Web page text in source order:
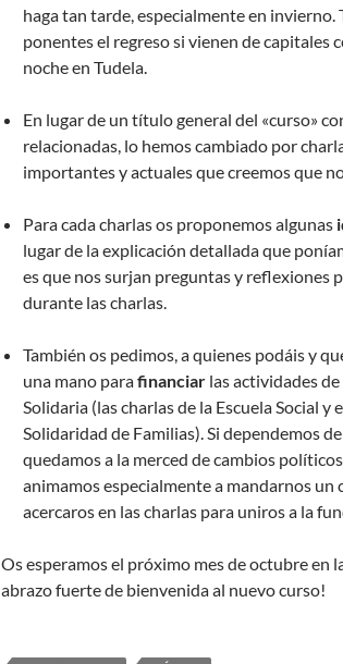
haga tan tarde, especialmente en invierno.
ponentes el regreso si vienen de capitales
noche en Tudela.
En lugar de un título general del «curso»
relacionadas, lo hemos cambiado por
importantes y actuales que creemos que
Para cada charlas os proponemos algunas
lugar de la explicación detallada que
es que nos surjan preguntas y reflexiones
durante las charlas.
También os pedimos, a quienes podáis y
una mano parafinanciar las actividades
Solidaria (las charlas de la Escuela Social y
Solidaridad de Familias). Si dependemos
quedamos a la merced de cambios
animamos especialmente a mandarnos un
acercaros en las charlas para uniros a la
Os esperamos el próximo mes de octubre en
abrazo fuerte de bienvenida al nuevo curso!